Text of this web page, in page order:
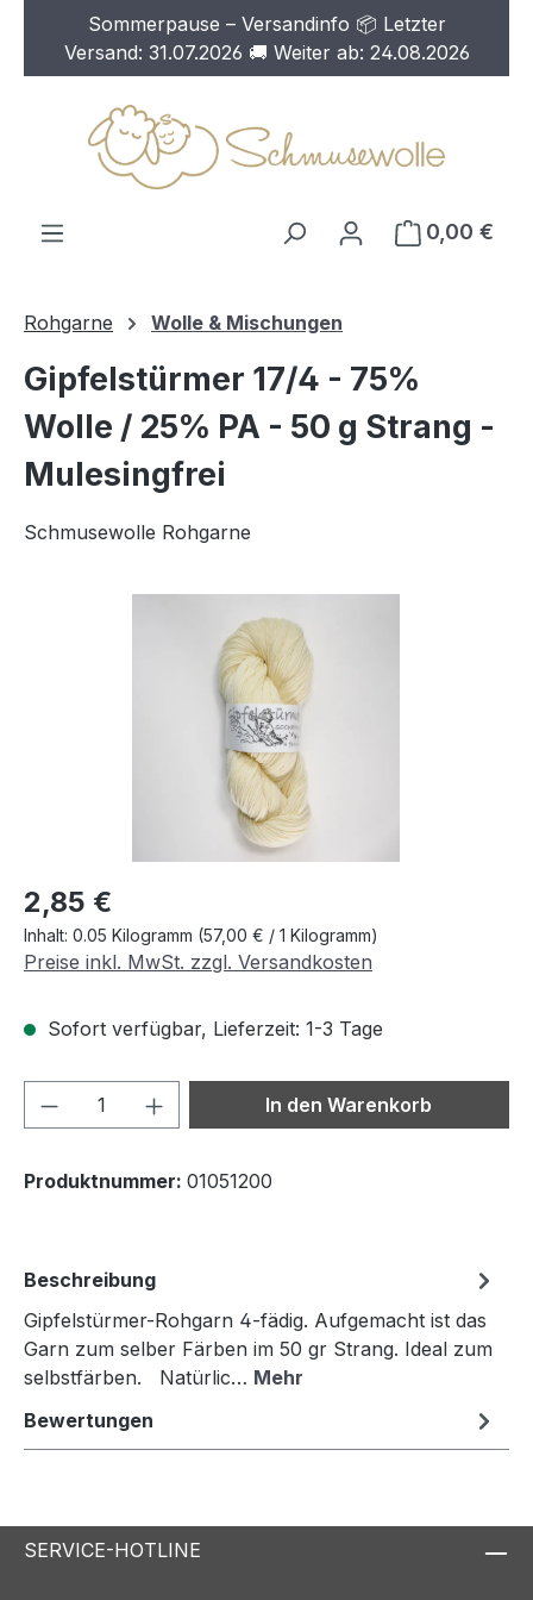
Zum Hauptinhalt springen
Sommerpause – Versandinfo 📦 Letzter
Versand: 31.07.2026 🚚 Weiter ab: 24.08.2026
0,00 €
Rohgarne Wolle & Mischungen
Gipfelstürmer 17/4 - 75%
Wolle / 25% PA - 50 g Strang -
Mulesingfrei
Schmusewolle Rohgarne
Regulärer Preis:
2,85 €
Inhalt: 0.05 Kilogramm (57,00 € / 1 Kilogramm)
Preise inkl. MwSt. zzgl. Versandkosten
Sofort verfügbar, Lieferzeit: 1-3 Tage
Produkt Anzahl: Gib denIn den Warenkorb
Produktnummer: 01051200
Beschreibung
Gipfelstürmer-Rohgarn 4-fädig. Aufgemacht ist das
Garn zum selber Färben im 50 gr Strang. Ideal zum
selbstfärben. Natürlic… Mehr
Bewertungen
SERVICE-HOTLINE